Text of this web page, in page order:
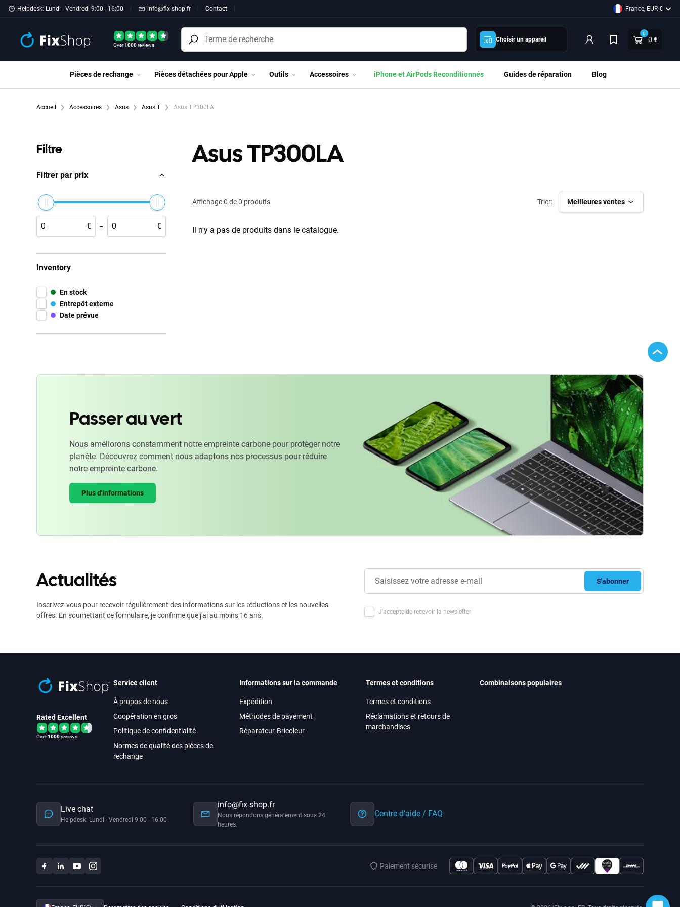
Passer au contenu principal
Helpdesk: Lundi - Vendredi 9:00 - 16:00 info@fix-shop.fr Contact France, EUR €
Over1000reviews
Choisir un appareil
0
0 €
Pièces de rechange Pièces détachées pour Apple Outils Accessoires iPhone et AirPods Reconditionnés Guides de réparation Blog
Accueil Accessoires Asus Asus T Asus TP300LA
Filtre
Filtrer par prix
€ - €
Inventory
En stock
Entrepôt externe
Date prévue
Asus TP300LA
Affichage0 de 0 produits Trier: Meilleures ventes
Il n'y a pas de produits dans le catalogue.
Passer au vert
Nous améliorons constamment notre empreinte carbone pour protèger notre
planète. Découvrez comment nous adaptons nos processus pour réduire
notre empreinte carbone.
Plus d'informations
Actualités
Inscrivez-vous pour recevoir régulièrement des informations sur les réductions et les nouvelles
offres. En soumettant ce formulaire, je confirme que j'ai au moins 16 ans.
S'abonner
J'accepte de recevoir la newsletter
Rated Excellent
Over1000reviews
Service client
À propos de nous
Coopération en gros
Politique de confidentialité
Normes de qualité des pièces de
rechange
Informations sur la commande
Expédition
Méthodes de payement
Réparateur-Bricoleur
Termes et conditions
Termes et conditions
Réclamations et retours de
marchandises
Combinaisons populaires
Live chat
Helpdesk: Lundi - Vendredi 9:00 - 16:00
info@fix-shop.fr
Nous répondons généralement sous 24
heures.
Centre d'aide / FAQ
Paiement sécurisé